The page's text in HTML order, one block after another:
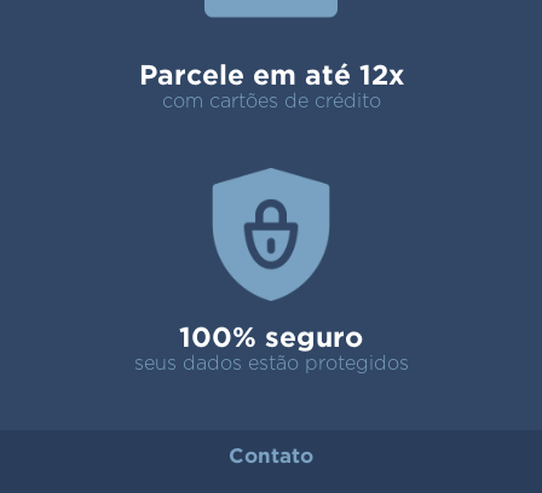
Parcele em até 12x
com cartões de crédito
100% seguro
seus dados estão protegidos
Contato